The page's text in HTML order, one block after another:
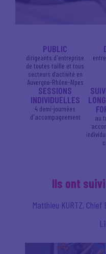
PUBLIC
dirigeants d'entreprise
de toutes taille et tous
secteurs d’activité en
Auvergne-Rhône-Alpes
SESSIONS
INDIVIDUELLES
4 demi-journées
d'accompagnement
au
Ils ont
Matthieu KURTZ,